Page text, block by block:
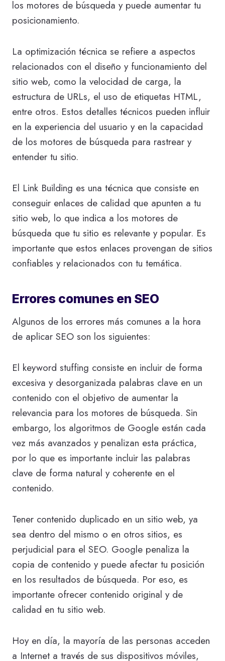
los motores de búsqueda y puede aumentar tu
posicionamiento.
La optimización técnica se refiere a aspectos
relacionados con el diseño y funcionamiento del
sitio web, como la velocidad de carga, la
estructura de URLs, el uso de etiquetas HTML,
entre otros. Estos detalles técnicos pueden influir
en la experiencia del usuario y en la capacidad
de los motores de búsqueda para rastrear y
entender tu sitio.
El Link Building es una técnica que consiste en
conseguir enlaces de calidad que apunten a tu
sitio web, lo que indica a los motores de
búsqueda que tu sitio es relevante y popular. Es
importante que estos enlaces provengan de sitios
confiables y relacionados con tu temática.
Errores comunes en SEO
Algunos de los errores más comunes a la hora
de aplicar SEO son los siguientes:
El keyword stuffing consiste en incluir de forma
excesiva y desorganizada palabras clave en un
contenido con el objetivo de aumentar la
relevancia para los motores de búsqueda. Sin
embargo, los algoritmos de Google están cada
vez más avanzados y penalizan esta práctica,
por lo que es importante incluir las palabras
clave de forma natural y coherente en el
contenido.
Tener contenido duplicado en un sitio web, ya
sea dentro del mismo o en otros sitios, es
perjudicial para el SEO. Google penaliza la
copia de contenido y puede afectar tu posición
en los resultados de búsqueda. Por eso, es
importante ofrecer contenido original y de
calidad en tu sitio web.
Hoy en día, la mayoría de las personas acceden
a Internet a través de sus dispositivos móviles,